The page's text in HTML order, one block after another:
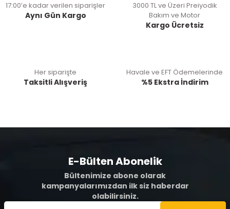
17:00’e kadar verilen siparişler
Aynı Gün Kargo
3000 TL ve Üzeri Preiyodik
Bakım ve Motor
Kargo Ücretsiz
Her siparişte
Taksitli Alışveriş
Havale ve EFT Ödemelerinde
%5 Ekstra İndirim
E-Bülten Abonelik
Bültenimize abone olarak
kampanyalarımızdan ilk siz haberdar
olabilirsiniz.